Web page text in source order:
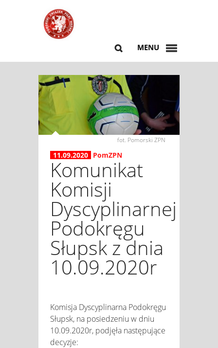
MENU
fot. Pomorski ZPN
11.09.2020 PomZPN
Komunikat
Komisji
Dyscyplinarnej
Podokręgu
Słupsk z dnia
10.09.2020r
Komisja Dyscyplinarna Podokręgu
Słupsk, na posiedzeniu w dniu
10.09.2020r, podjęła następujące
decyzje: